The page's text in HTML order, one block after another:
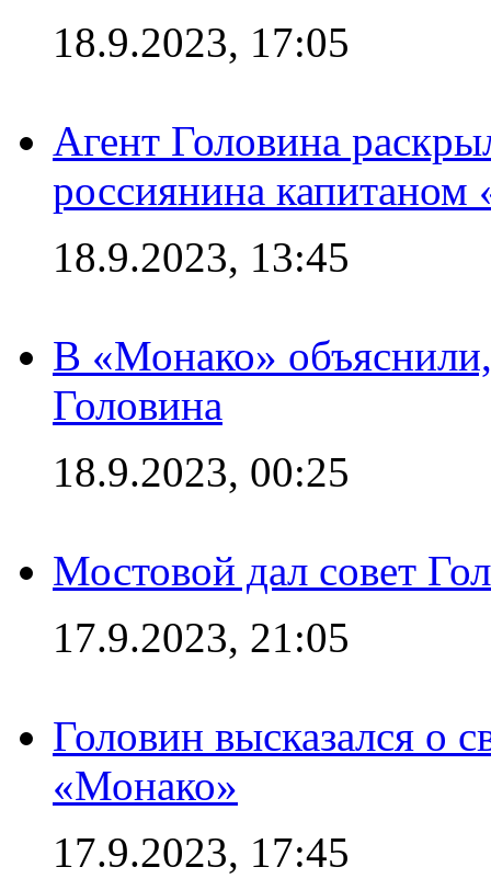
18.9.2023, 17:05
Агент Головина
россиянина
18.9.2023, 13:45
В «Монако»
Головина
18.9.2023, 00:25
Мостовой дал совет
17.9.2023, 21:05
Головин высказался о
«Монако»
17.9.2023, 17:45